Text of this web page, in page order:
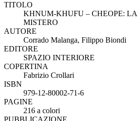
TITOLO
KHNUM-KHUFU – CHEOPE:
MISTERO
AUTORE
Corrado Malanga, Filippo Biondi
EDITORE
SPAZIO INTERIORE
COPERTINA
Fabrizio Crollari
ISBN
979-12-80002-71-6
PAGINE
216 a colori